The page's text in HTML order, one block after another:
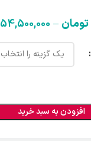
تومان–
54,500,000
افزودن به سبد خرید